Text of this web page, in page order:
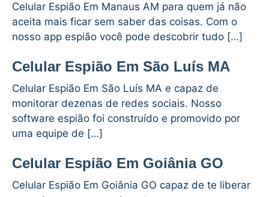
Celular Espião Em Manaus AM para quem já não
aceita mais ficar sem saber das coisas. Com o
nosso app espião você pode descobrir tudo […]
Celular Espião Em São Luís MA
Celular Espião Em São Luís MA e capaz de
monitorar dezenas de redes sociais. Nosso
software espião foi construído e promovido por
uma equipe de […]
Celular Espião Em Goiânia GO
Celular Espião Em Goiânia GO capaz de te liberar